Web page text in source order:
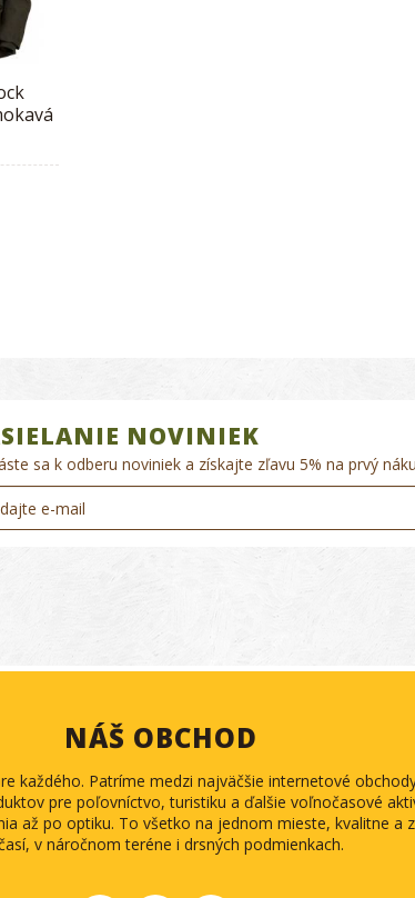
NOVINIEK
sa k odberu noviniek a získajte zľavu 5% na prvý
NÁŠ OBCHOD
každého. Patríme medzi najväčšie internetové
pre poľovníctvo, turistiku a ďalšie voľnočasové
až po optiku. To všetko na jednom mieste, kvalitne
v náročnom teréne i drsných podmienkach.